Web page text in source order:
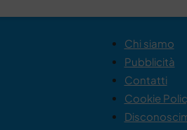
Chi siamo
Pubblicità
Contatti
Cookie